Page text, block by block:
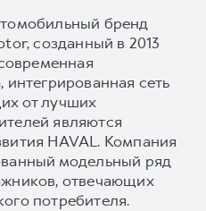
бренд
созданный в 2013
интегрированная сеть
от лучших
являются
HAVAL. Компания
модельный ряд
отвечающих
потребителя.